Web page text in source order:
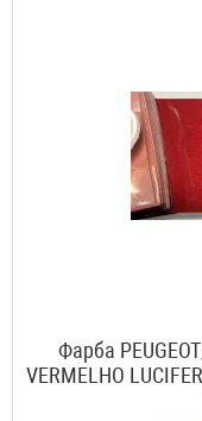
Фарба
VERMELHO